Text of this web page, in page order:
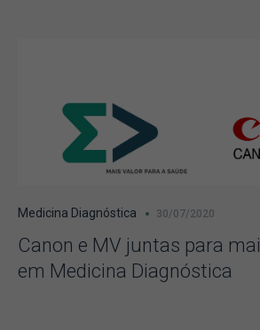
Medicina Diagnóstica 30/07/2020
Canon e MV juntas para
em Medicina Diagnóstica